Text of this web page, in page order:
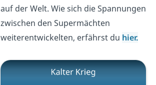
auf der Welt. Wie sich die Spannungen
zwischen den Supermächten
weiterentwickelten, erfährst du hier.